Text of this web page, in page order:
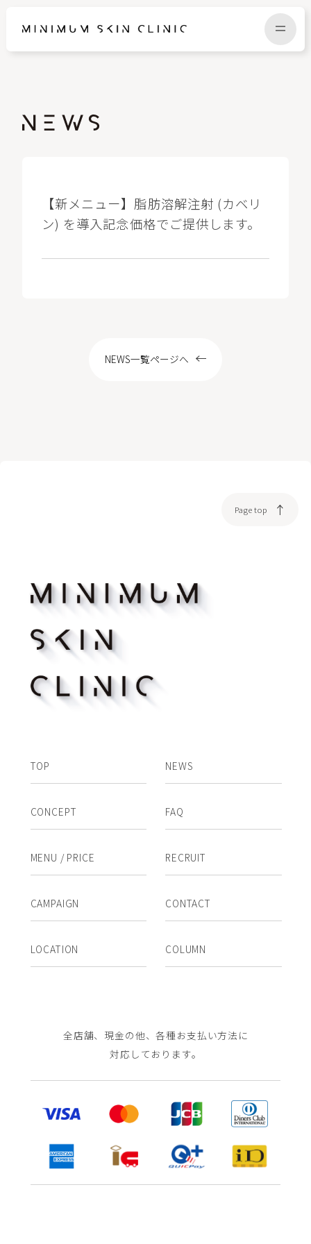
【新メニュー】脂肪溶解注射 (カベリ
ン) を導入記念価格でご提供します。
NEWS一覧ページへ
Page top
TOP
CONCEPT
MENU / PRICE
CAMPAIGN
LOCATION
NEWS
FAQ
RECRUIT
CONTACT
COLUMN
全店舗、現金の他、各種お支払い方法に
対応しております。
CAMPAIGN
MENU / PRICE
RECRUIT
CONTACT